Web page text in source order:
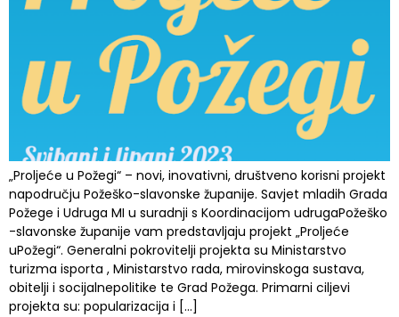
„Proljeće u Požegi“ – novi, inovativni, društveno korisni projekt
napodručju Požeško-slavonske županije. Savjet mladih Grada
Požege i Udruga MI u suradnji s Koordinacijom udrugaPožeško
-slavonske županije vam predstavljaju projekt „Proljeće
uPožegi“. Generalni pokrovitelji projekta su Ministarstvo
turizma isporta , Ministarstvo rada, mirovinskoga sustava,
obitelji i socijalnepolitike te Grad Požega. Primarni ciljevi
projekta su: popularizacija i […]